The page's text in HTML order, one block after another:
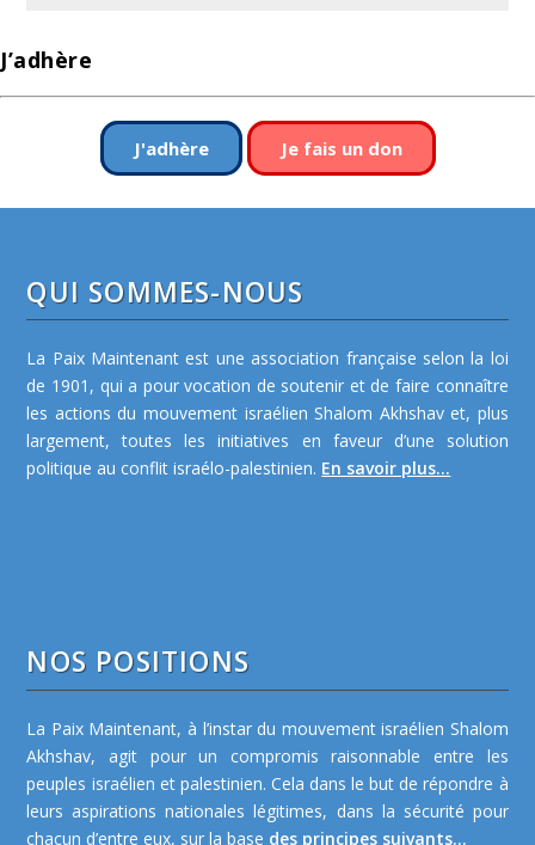
J’adhère
J'adhère Je fais un don
QUI SOMMES-NOUS
La Paix Maintenant est une association française selon la loi
de 1901, qui a pour vocation de soutenir et de faire connaître
les actions du mouvement israélien Shalom Akhshav et, plus
largement, toutes les initiatives en faveur d’une solution
politique au conflit israélo-palestinien. En savoir plus...
NOS POSITIONS
La Paix Maintenant, à l’instar du mouvement israélien Shalom
Akhshav, agit pour un compromis raisonnable entre les
peuples israélien et palestinien. Cela dans le but de répondre à
leurs aspirations nationales légitimes, dans la sécurité pour
chacun d’entre eux, sur la base des principes suivants...